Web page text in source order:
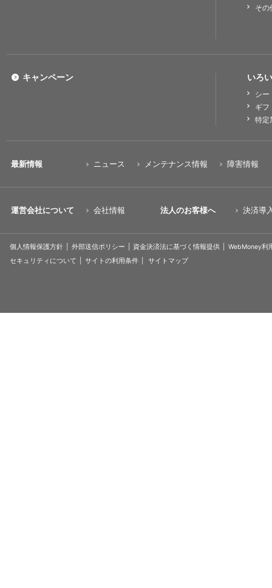
その
いろ
シー
ギフ
特定
キャンペーン
最新情報 ニュース メンテナンス情報 障害情報
運営会社について 会社情報 法人のお客様へ 決済導
個人情報保護方針 外部送信ポリシー 資金決済法に基づく情報提供
WebMoney利
セキュリティについて
サイトの利用条件 サイトマップ